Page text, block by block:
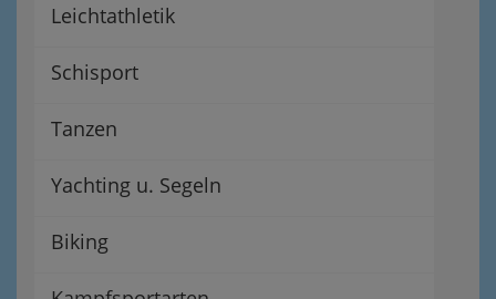
Leichtathletik
Schisport
Tanzen
Yachting u. Segeln
Biking